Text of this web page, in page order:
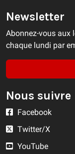
Newsletter
Abonnez-vous aux
chaque lundi par
Nous suivre
Facebook
Twitter/X
YouTube